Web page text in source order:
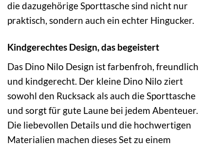
die dazugehörige Sporttasche sind nicht nur
praktisch, sondern auch ein echter Hingucker.
Kindgerechtes Design, das begeistert
Das Dino Nilo Design ist farbenfroh, freundlich
und kindgerecht. Der kleine Dino Nilo ziert
sowohl den Rucksack als auch die Sporttasche
und sorgt für gute Laune bei jedem Abenteuer.
Die liebevollen Details und die hochwertigen
Materialien machen dieses Set zu einem